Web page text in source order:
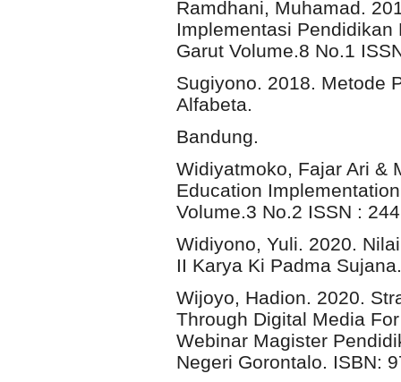
Ramdhani, Muhamad.
Implementasi
Garut Volume.8 No.1
Sugiyono. 2018. Metode
Alfabeta.
Bandung.
Widiyatmoko, Fajar Ari &
Education
Volume.3 No.2 ISSN :
Widiyono, Yuli. 2020.
II Karya Ki Padma
Wijoyo, Hadion. 2020.
Through Digital Media
Webinar Magister
Negeri Gorontalo. ISBN: